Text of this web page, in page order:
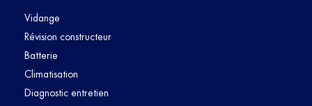
Vidange
Révision constructeur
Batterie
Climatisation
Diagnostic entretien